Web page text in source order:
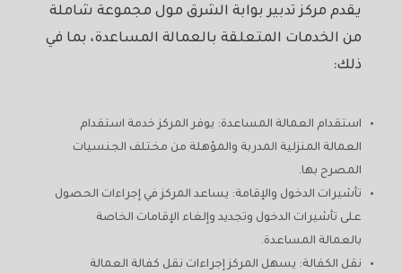
يقدم مركز تدبير بوابة الشرق مول مجموعة شاملة
من الخدمات المتعلقة بالعمالة المساعدة، بما في
ذلك:
استقدام العمالة المساعدة: يوفر المركز خدمة استقدام
العمالة المنزلية المدربة والمؤهلة من مختلف الجنسيات
المصرح بها.
تأشيرات الدخول والإقامة: يساعد المركز في إجراءات الحصول
على تأشيرات الدخول وتجديد وإلغاء الإقامات الخاصة
بالعمالة المساعدة.
نقل الكفالة: يسهل المركز إجراءات نقل كفالة العمالة